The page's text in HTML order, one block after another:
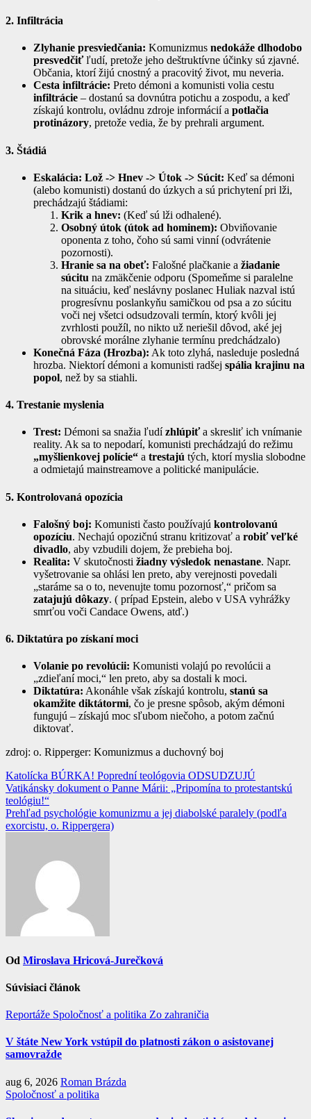
2. Infiltrácia
Zlyhanie presviedčania: Komunizmus nedokáže dlhodobo
presvedčiťľudí, pretože jeho deštruktívne účinky sú zjavné.
Občania, ktorí žijú cnostný a pracovitý život, mu neveria.
Cesta infiltrácie: Preto démoni a komunisti volia cestu
infiltrácie – dostanú sa dovnútra potichu a zospodu, a keď
získajú kontrolu, ovládnu zdroje informácií a potlačia
protinázory, pretože vedia, že by prehrali argument.
3. Štádiá
Eskalácia: Lož -> Hnev -> Útok -> Súcit: Keď sa démoni
(alebo komunisti) dostanú do úzkych a sú prichytení pri lži,
prechádzajú štádiami:
Krik a hnev: (Keď sú lži odhalené).
Osobný útok (útok ad hominem): Obviňovanie
oponenta z toho, čoho sú sami vinní (odvrátenie
pozornosti).
Hranie sa na obeť: Falošné plačkanie a žiadanie
súcitu na zmäkčenie odporu (Spomeňme si paralelne
na situáciu, keď neslávny poslanec Huliak nazval istú
progresívnu poslankyňu samičkou od psa a zo súcitu
voči nej všetci odsudzovali termín, ktorý kvôli jej
zvrhlosti použíl, no nikto už neriešil dôvod, aké jej
obrovské morálne zlyhanie termínu predchádzalo)
Konečná Fáza (Hrozba): Ak toto zlyhá, nasleduje posledná
hrozba. Niektorí démoni a komunisti radšej spália krajinu na
popol, než by sa stiahli.
4. Trestanie myslenia
Trest: Démoni sa snažia ľudízhlúpiťa skresliť ich vnímanie
reality. Ak sa to nepodarí, komunisti prechádzajú do režimu
„myšlienkovej polície“ a trestajú tých, ktorí myslia slobodne
a odmietajú mainstreamove a politické manipulácie.
5. Kontrolovaná opozícia
Falošný boj: Komunisti často používajú kontrolovanú
opozíciu. Nechajú opozičnú stranu kritizovať a robiť veľké
divadlo, aby vzbudili dojem, že prebieha boj.
Realita: V skutočnosti žiadny výsledok nenastane. Napr.
vyšetrovanie sa ohlási len preto, aby verejnosti povedali
„staráme sa o to, nevenujte tomu pozornosť,“ pričom sa
zatajujú dôkazy. ( prípad Epstein, alebo v USA vyhrážky
smrťou voči Candace Owens, atď.)
6. Diktatúra po získaní moci
Volanie po revolúcii: Komunisti volajú po revolúcii a
„zdieľaní moci,“ len preto, aby sa dostali k moci.
Diktatúra: Akonáhle však získajú kontrolu, stanú sa
okamžite diktátormi, čo je presne spôsob, akým démoni
fungujú – získajú moc sľubom niečoho, a potom začnú
diktovať.
zdroj: o. Ripperger: Komunizmus a duchovný boj
Navigácia
v
článku
Katolícka BÚRKA! Poprední teológovia ODSUDZUJÚ
Vatikánsky dokument o Panne Márii: „Pripomína to protestantskú
teológiu!“
Prehľad psychológie komunizmu a jej diabolské paralely (podľa
exorcistu, o. Rippergera)
Od Miroslava Hricová-Jurečková
Súvisiaci článok
Reportáže Spoločnosť a politika Zo zahraničia
V štáte New York vstúpil do platnosti zákon o asistovanej
samovražde
aug 6, 2026 Roman Brázda
Spoločnosť a politika